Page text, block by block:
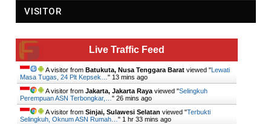
VISITOR
Live Traffic Feed
A visitor from Batukuta, Nusa Tenggara Barat viewed " Lewati
Masa Tugas, 24 Plt Kepsek… " 13 mins ago
A visitor from Jakarta, Jakarta Raya viewed "Selingkuh
Perempuan ASN Terbongkar,… " 26 mins ago
A visitor from Sinjai, Sulawesi Selatan viewed "Terbukti
Selingkuh, Oknum ASN Rumah… " 1 hr 33 mins ago